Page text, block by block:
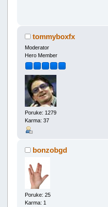
tommyboxfx
Moderator
Hero Member
Poruke: 1279
Karma: 37
bonzobgd
Poruke: 25
Karma: 1